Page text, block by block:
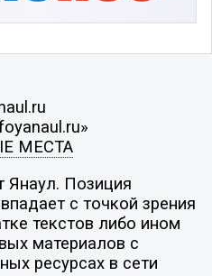
МЕСТА
Янаул. Позиция
с точкой зрения
текстов либо ином
материалов с
ресурсах в сети